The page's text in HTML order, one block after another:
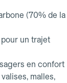
(70% de la
un trajet
en confort
malles,